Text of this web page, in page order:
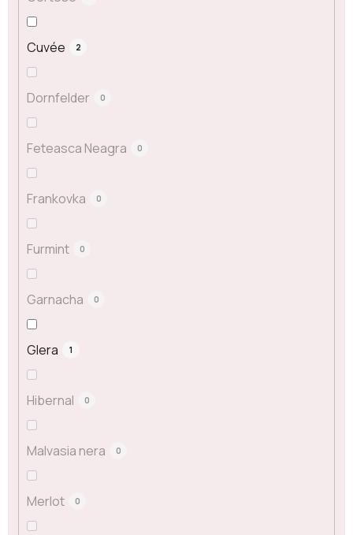
Cuvée 2
Dornfelder 0
Feteasca Neagra 0
Frankovka 0
Furmint 0
Garnacha 0
Glera 1
Hibernal 0
Malvasia nera 0
Merlot 0